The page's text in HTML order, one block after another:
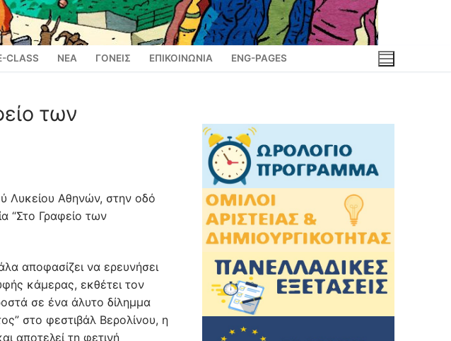
CLASS ΝΕΑ ΓΟΝΕΙΣ ΕΠΙΚΟΙΝΩΝΙΑ ENG-PAGES
των
Λυκείου Αθηνών, στην οδό
“Στο Γραφείο των
αποφασίζει να ερευνήσει
κάμερας, εκθέτει τον
σε ένα άλυτο δίλημμα
στο φεστιβάλ Βερολίνου, η
αποτελεί τη φετινή